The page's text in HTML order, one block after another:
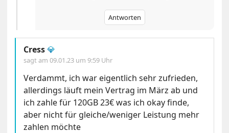
Antworten
Cress💎
sagt am09.01.23 um 9:59 Uhr
Verdammt, ich war eigentlich sehr zufrieden,
allerdings läuft mein Vertrag im März ab und
ich zahle für 120GB 23€ was ich okay finde,
aber nicht für gleiche/weniger Leistung mehr
zahlen möchte